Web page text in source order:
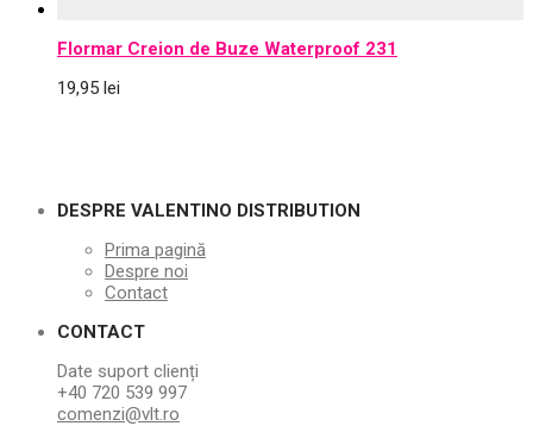
Flormar Creion de Buze Waterproof 231
19,95 lei
DESPRE VALENTINO DISTRIBUTION
Prima pagină
Despre noi
Contact
CONTACT
Date suport clienți
+40 720 539 997
comenzi@vlt.ro